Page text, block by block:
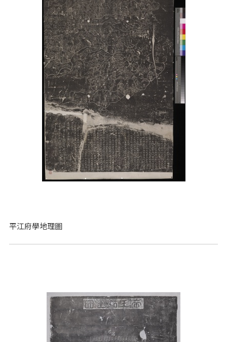
平江府學地理圖